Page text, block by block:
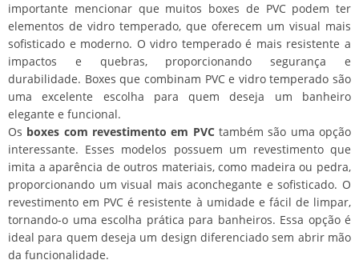
importante mencionar que muitos boxes de PVC podem ter
elementos de vidro temperado, que oferecem um visual mais
sofisticado e moderno. O vidro temperado é mais resistente a
impactos e quebras, proporcionando segurança e
durabilidade. Boxes que combinam PVC e vidro temperado são
uma excelente escolha para quem deseja um banheiro
elegante e funcional.
Os boxes com revestimento em PVCtambém são uma opção
interessante. Esses modelos possuem um revestimento que
imita a aparência de outros materiais, como madeira ou pedra,
proporcionando um visual mais aconchegante e sofisticado. O
revestimento em PVC é resistente à umidade e fácil de limpar,
tornando-o uma escolha prática para banheiros. Essa opção é
ideal para quem deseja um design diferenciado sem abrir mão
da funcionalidade.